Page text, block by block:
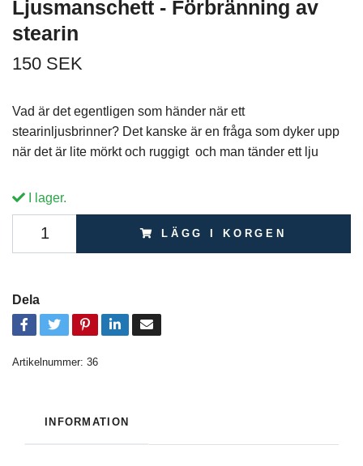
Ljusmanschett - Förbränning av
stearin
150 SEK
Vad är det egentligen som händer när ett
stearinljusbrinner? Det kanske är en fråga som dyker upp
när det är lite mörkt och ruggigt och man tänder ett lju
I lager.
LÄGG I KORGEN
Dela
Artikelnummer: 36
INFORMATION